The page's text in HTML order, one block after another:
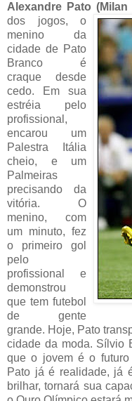
Alexandre Pato (Milan
dos jogos, o
menino da
cidade de Pato
Branco é
craque desde
cedo. Em sua
estréia pelo
profissional,
encarou um
Palestra Itália
cheio, e um
Palmeiras
precisando da
vitória. O
menino, com
um minuto, fez
o primeiro gol
pelo
profissional e
demonstrou
que tem futebol
de gente
grande. Hoje, Pato
cidade da moda. Sílvio
que o jovem é o futuro
Pato já é realidade, já
brilhar, tornará sua